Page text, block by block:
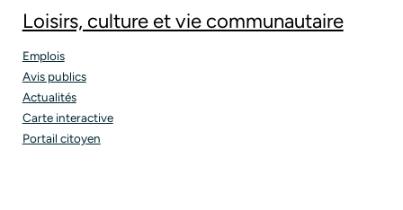
Loisirs, culture et vie communautaire
Emplois
Avis publics
Actualités
Carte interactive
Portail citoyen